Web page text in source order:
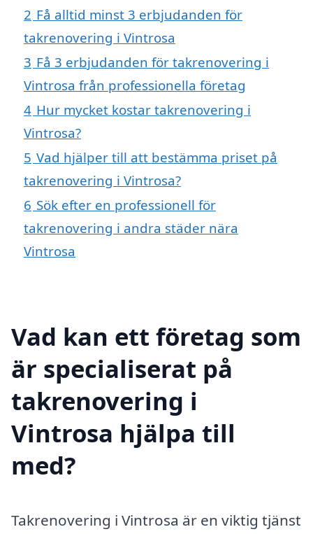
2 Få alltid minst 3 erbjudanden för
takrenovering i Vintrosa
3 Få 3 erbjudanden för takrenovering i
Vintrosa från professionella företag
4 Hur mycket kostar takrenovering i
Vintrosa?
5 Vad hjälper till att bestämma priset på
takrenovering i Vintrosa?
6 Sök efter en professionell för
takrenovering i andra städer nära
Vintrosa
Vad kan ett företag som
är specialiserat på
takrenovering i
Vintrosa hjälpa till
med?
Takrenovering i Vintrosa är en viktig tjänst